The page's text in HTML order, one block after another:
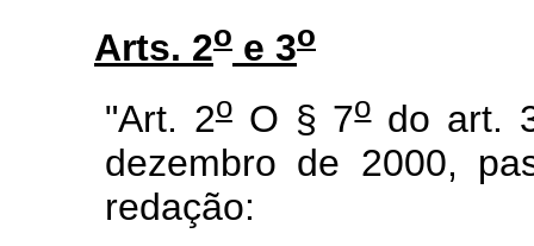
Arts. 2o e 3o
"Art. 2oO § 7odo art.
dezembro de 2000,
redação: